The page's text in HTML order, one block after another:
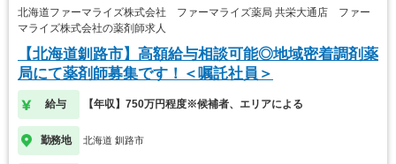
北海道ファーマライズ株式会社 ファーマライズ薬局 共栄大通店 ファー
マライズ株式会社の薬剤師求人
【北海道釧路市】高額給与相談可能◎地域密着調剤薬
局にて薬剤師募集です！＜嘱託社員＞
給与 【年収】750万円程度※候補者、エリアによる
勤務地 北海道 釧路市